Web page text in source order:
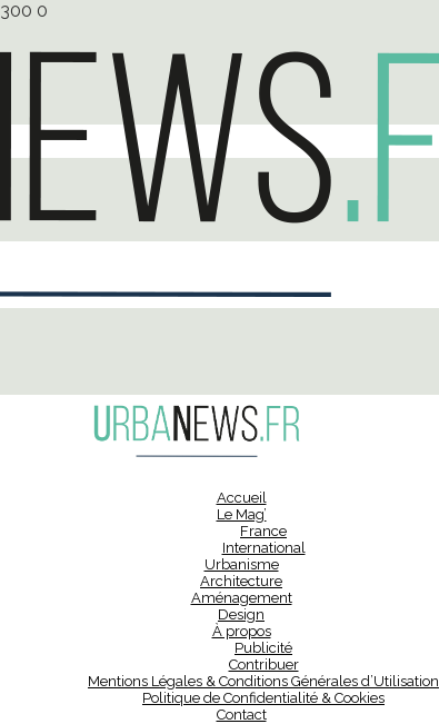
300 0
Accueil
Le Mag’
France
International
Urbanisme
Architecture
Aménagement
Design
À propos
Publicité
Contribuer
Mentions Légales & Conditions Générales d’Utilisation
Politique de Confidentialité & Cookies
Contact